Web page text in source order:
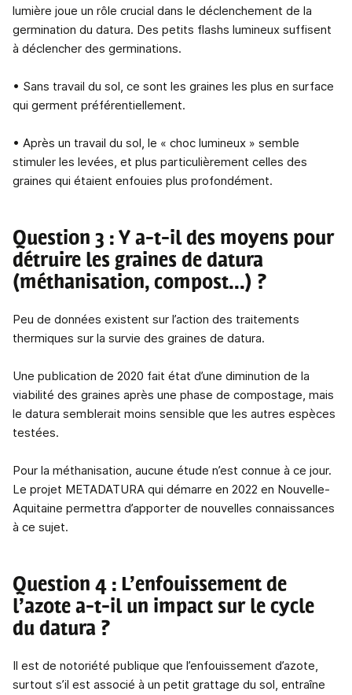
lumière joue un rôle crucial dans le déclenchement de la
germination du datura. Des petits flashs lumineux suffisent
à déclencher des germinations.
• Sans travail du sol, ce sont les graines les plus en surface
qui germent préférentiellement.
• Après un travail du sol, le « choc lumineux » semble
stimuler les levées, et plus particulièrement celles des
graines qui étaient enfouies plus profondément.
Question 3 : Y a-t-il des moyens pour
détruire les graines de datura
(méthanisation, compost...) ?
Peu de données existent sur l’action des traitements
thermiques sur la survie des graines de datura.
Une publication de 2020 fait état d’une diminution de la
viabilité des graines après une phase de compostage, mais
le datura semblerait moins sensible que les autres espèces
testées.
Pour la méthanisation, aucune étude n’est connue à ce jour.
Le projet METADATURA qui démarre en 2022 en Nouvelle-
Aquitaine permettra d’apporter de nouvelles connaissances
à ce sujet.
Question 4 : L’enfouissement de
l’azote a-t-il un impact sur le cycle
du datura ?
Il est de notoriété publique que l’enfouissement d’azote,
surtout s’il est associé à un petit grattage du sol, entraîne